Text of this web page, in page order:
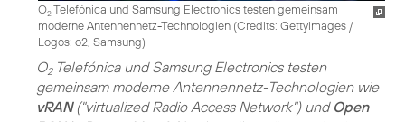
O2Telefónica und Samsung Electronics testen gemeinsam
moderne Antennennetz-Technologien (Credits: Gettyimages /
Logos: o2, Samsung)
O2Telefónica und Samsung Electronics testen
gemeinsam moderne Antennennetz-Technologien wie
vRAN("virtualized Radio Access Network") und Open